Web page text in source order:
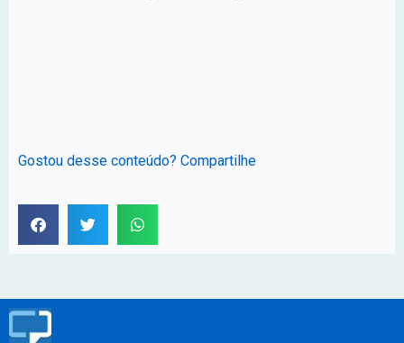
Gostou desse conteúdo? Compartilhe